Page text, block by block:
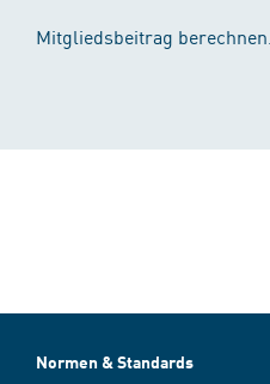
Mitgliedsbeitrag berechnen.
Normen & Standards